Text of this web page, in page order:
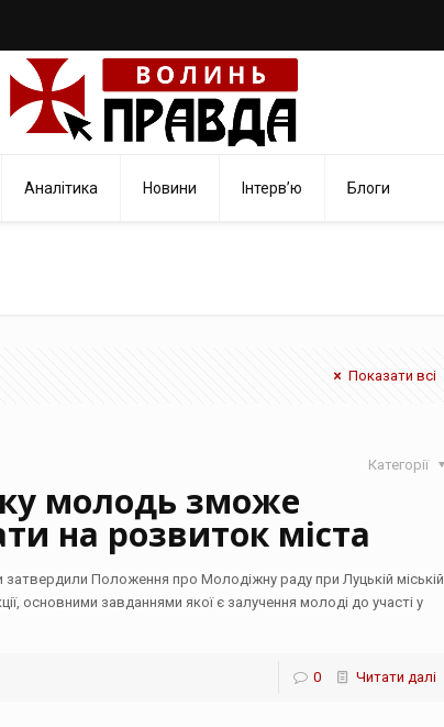
Аналітика Новини Інтерв’ю Блоги
Показати всі
Категорії
молодь зможе
на розвиток міста
затвердили Положення про Молодіжну раду при Луцькій міській
основними завданнями якої є залучення молоді до участі у
0 Читати далі